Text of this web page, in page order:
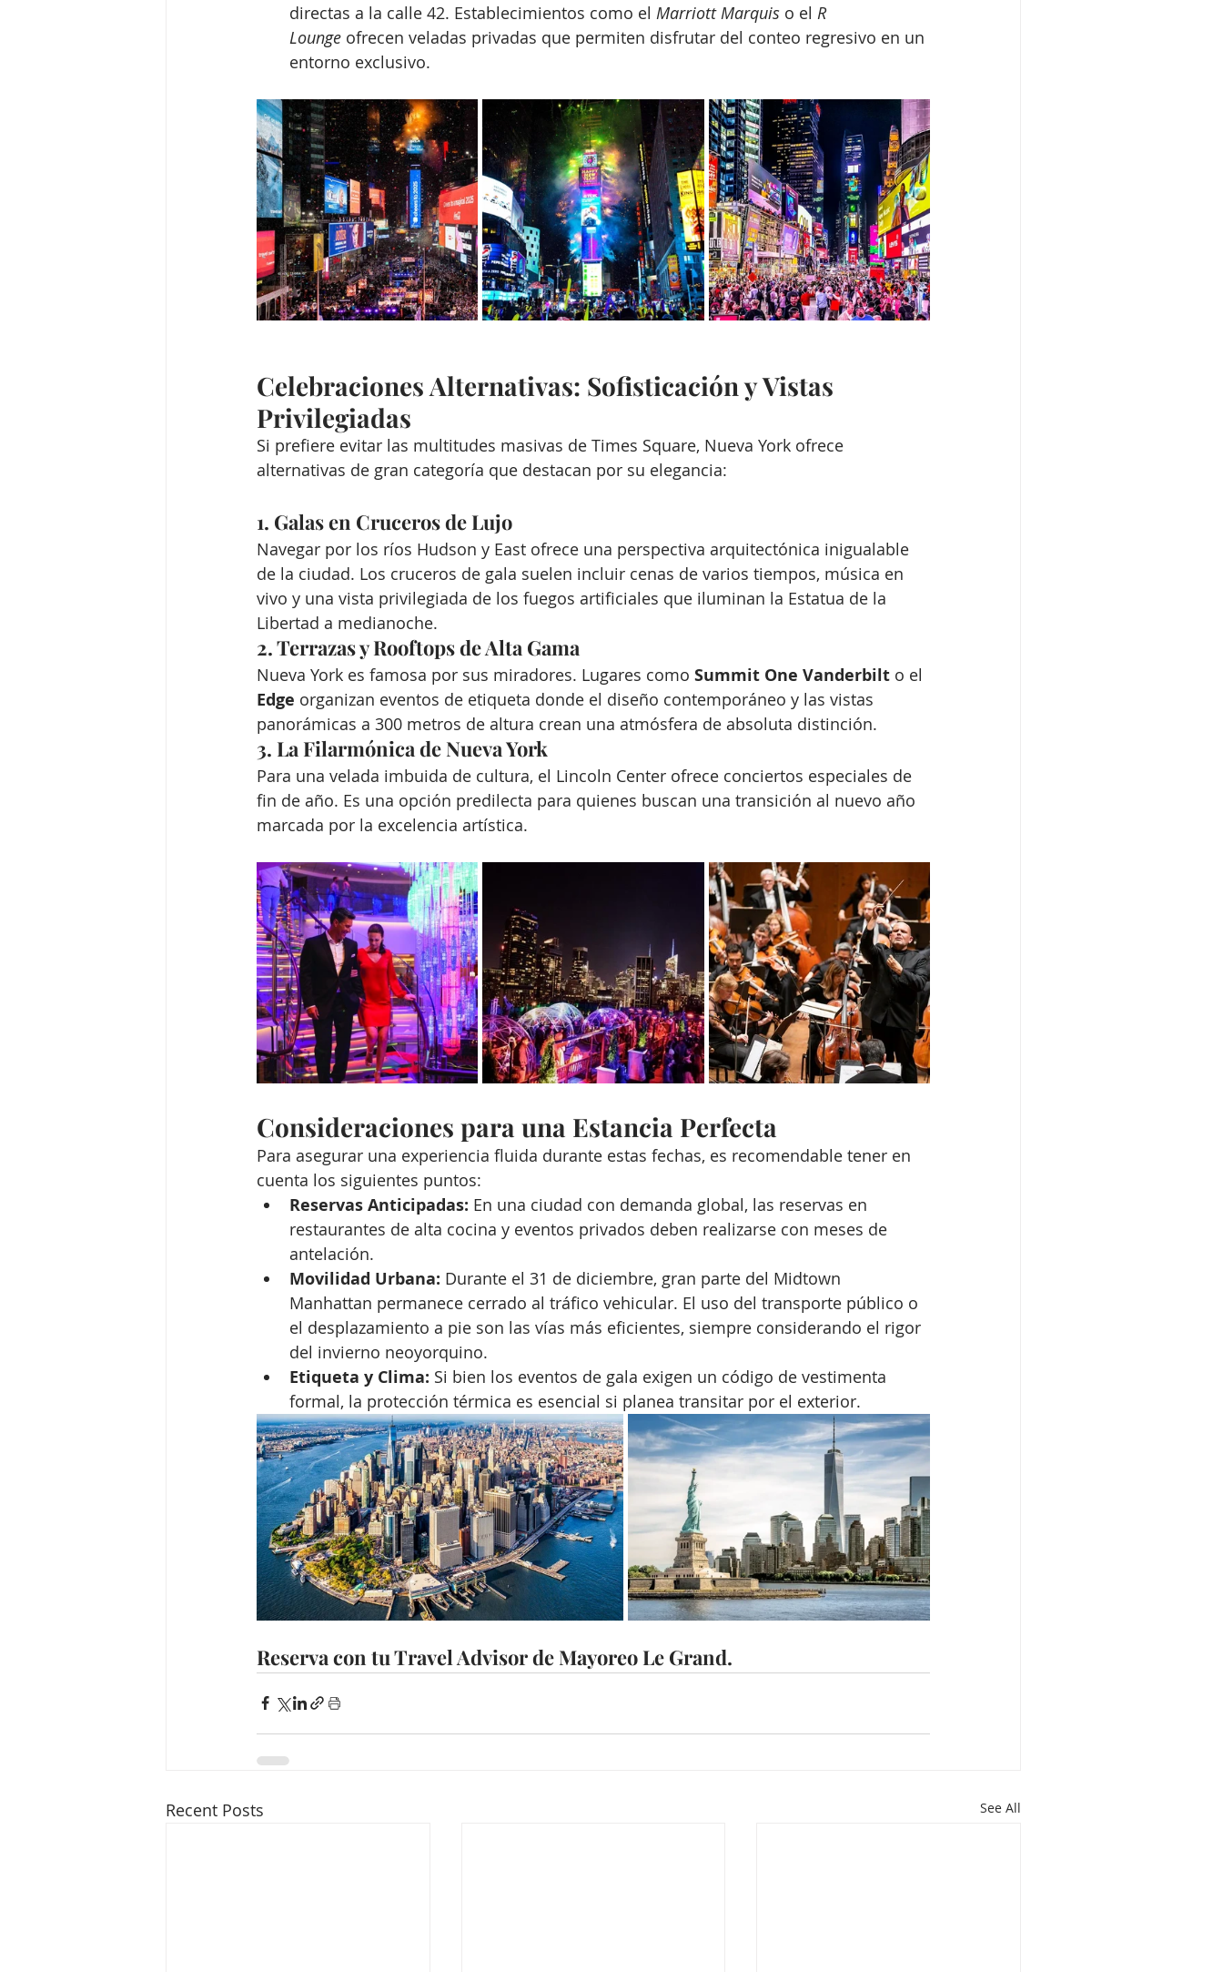
directas a la calle 42. Establecimientos como el Marriott Marquis o el R
Lounge ofrecen veladas privadas que permiten disfrutar del conteo regresivo en un
entorno exclusivo.
Celebraciones Alternativas: Sofisticación y Vistas
Privilegiadas
Si prefiere evitar las multitudes masivas de Times Square, Nueva York ofrece
alternativas de gran categoría que destacan por su elegancia:
1. Galas en Cruceros de Lujo
Navegar por los ríos Hudson y East ofrece una perspectiva arquitectónica inigualable
de la ciudad. Los cruceros de gala suelen incluir cenas de varios tiempos, música en
vivo y una vista privilegiada de los fuegos artificiales que iluminan la Estatua de la
Libertad a medianoche.
2. Terrazas y Rooftops de Alta Gama
Nueva York es famosa por sus miradores. Lugares como Summit One Vanderbilt o el
Edge organizan eventos de etiqueta donde el diseño contemporáneo y las vistas
panorámicas a 300 metros de altura crean una atmósfera de absoluta distinción.
3. La Filarmónica de Nueva York
Para una velada imbuida de cultura, el Lincoln Center ofrece conciertos especiales de
fin de año. Es una opción predilecta para quienes buscan una transición al nuevo año
marcada por la excelencia artística.
Consideraciones para una Estancia Perfecta
Para asegurar una experiencia fluida durante estas fechas, es recomendable tener en
cuenta los siguientes puntos:
Reservas Anticipadas: En una ciudad con demanda global, las reservas en
restaurantes de alta cocina y eventos privados deben realizarse con meses de
antelación.
Movilidad Urbana: Durante el 31 de diciembre, gran parte del Midtown
Manhattan permanece cerrado al tráfico vehicular. El uso del transporte público o
el desplazamiento a pie son las vías más eficientes, siempre considerando el rigor
del invierno neoyorquino.
Etiqueta y Clima: Si bien los eventos de gala exigen un código de vestimenta
formal, la protección térmica es esencial si planea transitar por el exterior.
Reserva con tu Travel Advisor de Mayoreo Le Grand.
Recent Posts See All